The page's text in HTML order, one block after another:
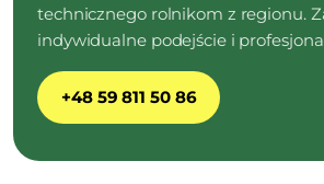
technicznego rolnikom z regionu.
indywidualne podejście i
+48 59 811 50 86